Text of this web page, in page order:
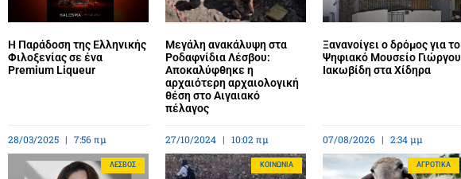
Η Παράδοση της Ελληνικής
Φιλοξενίας σε ένα
Premium Liqueur
28/03/2025 7:56 πμ
Μεγάλη ανακάλυψη στα
Ροδαφνίδια Λέσβου:
Αποκαλύφθηκε η
αρχαιότερη αρχαιολογική
θέση στο Αιγαιακό
πέλαγος
27/10/2024 10:02 πμ
Ξανανοίγει ο δρόμος για το
Ψηφιακό Μουσείο Γιώργου
Ιακωβίδη στα Χίδηρα
07/08/2026 2:34 μμ
ΛΈΣΒΟΣ ΚΟΙΝΩΝΊΑ ΑΓΡΟΤΙΚΆ